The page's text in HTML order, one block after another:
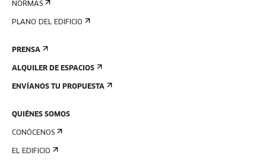
NORMAS
PLANO DEL EDIFICIO
PRENSA
ALQUILER DE ESPACIOS
ENVÍANOS TU PROPUESTA
QUIÉNES SOMOS
CONÓCENOS
EL EDIFICIO